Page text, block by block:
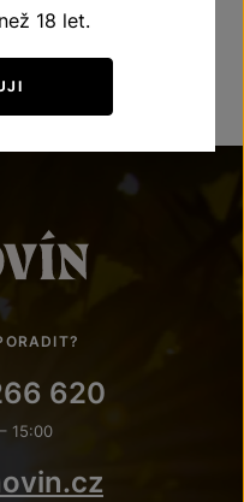
620
15:00
18 let.